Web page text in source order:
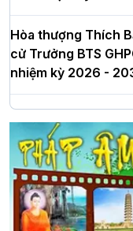
Hòa thượng Thích
cử Trưởng BTS
nhiệm kỳ 2026 -
Hà Nội: Long trọng
dựng Trung tâm
đô
Hà Nội: Ngày tu